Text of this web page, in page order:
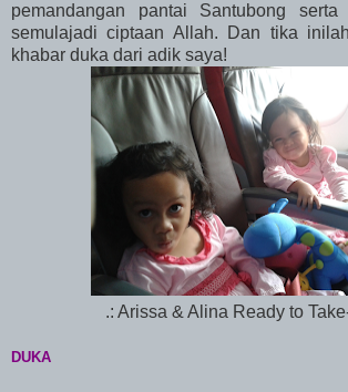
pemandangan pantai Santubong serta
semulajadi ciptaan Allah. Dan tika
khabar duka dari adik saya!
.: Arissa & Alina Ready to
DUKA